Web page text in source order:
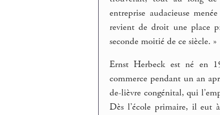
entreprise audacieuse
revient de droit une place
seconde moitié de ce siècle. »
Ernst Herbeck est né en
commerce pendant un an
de-lièvre congénital, qui
Dès l’école primaire, il eut